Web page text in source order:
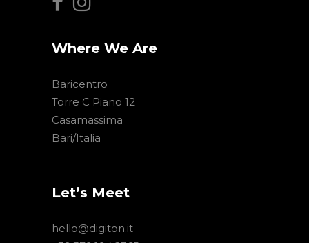
Where We Are
Baricentro
Torre C Piano 12
Casamassima
Bari/Italia
Let’s Meet
hello@digiton.it